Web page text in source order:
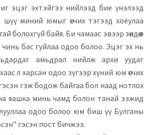
эцэг эхтэйгээ нийлээд бие үнэлээд
миний юмыг өгчих тэгээд хоёулаа
болохгүй байя. Би чамаас эвээр зөндөө л
чинь бас гуйлаа одоо болоо. Эцэг эх нь
амьдрал нийлж архи уудаг
л харсан одоо зүгээр хүний юм өгчих
гэж бодож байгаа бол наад нотлох
яашка минь чамд болон танай ээжид
одоо болоо юм биш үү Булганы
гэсэн пост бичжээ.